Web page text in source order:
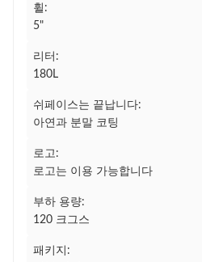
휠:
5"
리터:
180L
쉬페이스는 끝납니다:
아연과 분말 코팅
로고:
로고는 이용 가능합니다
부하 용량:
120 크그스
패키지: